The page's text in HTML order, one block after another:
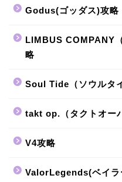
Godus(ゴッダス)攻略
LIMBUS COMPANY
略
Soul Tide（ソウルタ
takt op.（タクトオー
V4攻略
ValorLegends(ベイラ